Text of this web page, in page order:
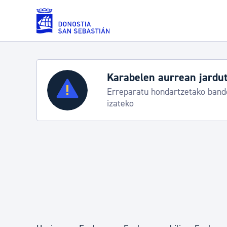
Eduki nagusira joan
Zerbitzuak
Errolda eta gai pertsonalak
Karabelen aurrean
Erreparatu hondartzetako
izateko